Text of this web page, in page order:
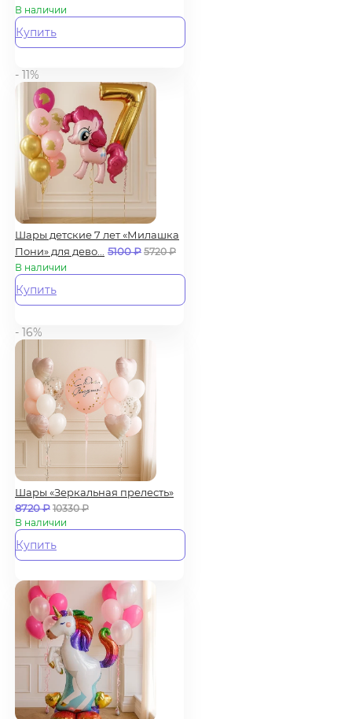
В наличии
Купить
- 11%
Шары детские 7 лет «Милашка
Пони» для дево...
5100₽ 5720₽
В наличии
Купить
- 16%
Шары «Зеркальная прелесть»
8720₽ 10330₽
В наличии
Купить